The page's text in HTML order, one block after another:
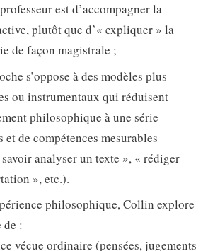
est d’accompagner la
plutôt que d’« expliquer » la
de façon magistrale ;
s’oppose à des modèles plus
ou instrumentaux qui réduisent
philosophique à une série
et de compétences mesurables
analyser un texte », « rédiger
», etc.).
philosophique, Collin explore
de :
vécue ordinaire (pensées, jugements